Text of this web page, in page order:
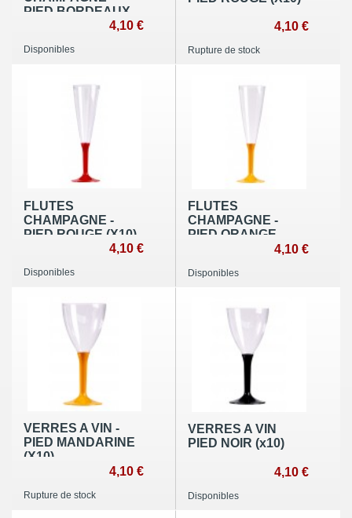
PIED BORDEAUX
4,10 €
Disponibles
4,10 €
Rupture de stock
FLUTES
CHAMPAGNE -
PIED ROUGE (X10)
4,10 €
Disponibles
FLUTES
CHAMPAGNE -
PIED ORANGE
4,10 €
Disponibles
VERRES A VIN -
PIED MANDARINE
(X10)
4,10 €
Rupture de stock
VERRES A VIN
PIED NOIR (x10)
4,10 €
Disponibles